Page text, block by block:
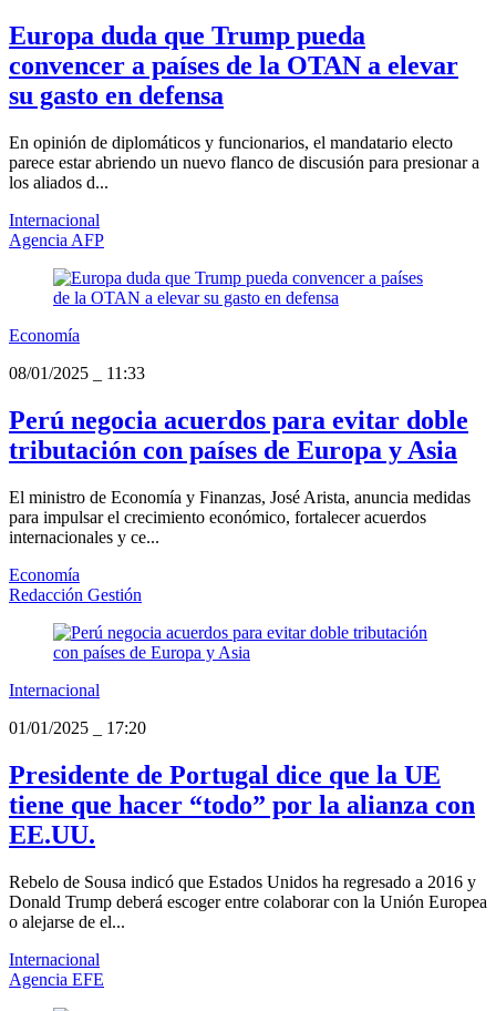
Europa duda que Trump pueda
convencer a países de la OTAN a elevar
su gasto en defensa
En opinión de diplomáticos y funcionarios, el mandatario electo
parece estar abriendo un nuevo flanco de discusión para presionar a
los aliados d...
Internacional
Agencia AFP
Economía
08/01/2025
11:33
Perú negocia acuerdos para evitar doble
tributación con países de Europa y Asia
El ministro de Economía y Finanzas, José Arista, anuncia medidas
para impulsar el crecimiento económico, fortalecer acuerdos
internacionales y ce...
Economía
Redacción Gestión
Internacional
01/01/2025
17:20
Presidente de Portugal dice que la UE
tiene que hacer “todo” por la alianza con
EE.UU.
Rebelo de Sousa indicó que Estados Unidos ha regresado a 2016 y
Donald Trump deberá escoger entre colaborar con la Unión Europea
o alejarse de el...
Internacional
Agencia EFE